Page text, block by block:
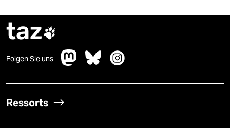
taz
Folgen Sie uns
Ressorts